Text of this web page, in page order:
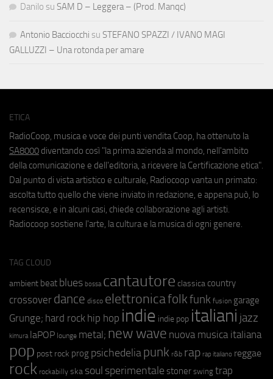
Danilo su SAM D – Leggera – (Prod. Manqc)
Antonio Bacciocchi su STEFANO SPAZZI / IVANO MAGI
GALLUZZI – Una rotonda per amare
ETICA
RadioCoop, musica e voce dei punti vendita Coop, ha ottenuto la
SA8000 diventando così "la prima azienda al mondo, nell'ambito
della comunicazione e dell'editoria, a ricevere la Certificazione etica".
Dal punto di vista artistico e culturale, Radiocoop vanta un primato:
ascolta tutto quello che viene inviato in redazione, e appena può, lo
recensisce, e in alcuni casi, chiede collaborazione agli artisti.
Radiocoop sostiene l'arte, la cultura e la musica di ogni genere.
TAG CLOUD
ambient beat blues bossa cantautore classica country
crossover dance disco elettronicafolkfunk fusion garage
Grunge; hard rock hip hop indie indie pop italiani jazz
kimura laPOP lounge metal; new wave nuova musica italiana
pop post rock prog psichedeliapunk r&b rap rap italiano reggae
rock rockabilly ska soul sperimentale stoner swing trap